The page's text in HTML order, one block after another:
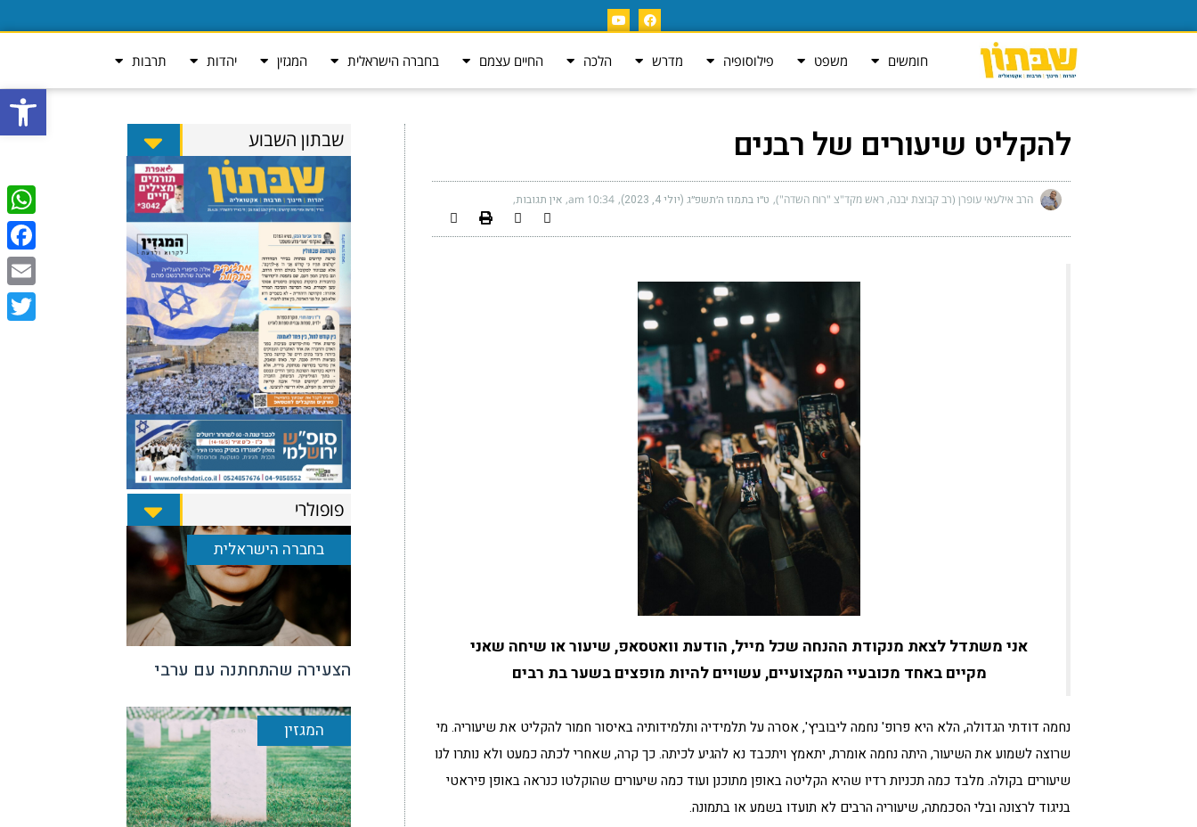
פתח
חומשים משפט פילוסופיה מדרש הלכה החיים עצמם בחברה הישראלית המגזין יהדות תרבות
להקליט שיעורים של רבנים
הרב אילעאי עופרן (רב קבוצת יבנה, ראש מקד"צ "רוח השדה") ט״ו בתמוז ה׳תשפ״ג (יולי 4, 2023) 10:34 am אין תגובות
אני משתדל לצאת מנקודת ההנחה שכל מייל, הודעת וואטסאפ, שיעור או שיחה שאני
מקיים באחד מכובעיי המקצועיים, עשויים להיות מופצים בשער בת רבים
נחמה דודתי הגדולה, הלא היא פרופ' נחמה ליבוביץ', אסרה על תלמידיה ותלמידותיה באיסור חמור להקליט את שיעוריה. מי
שרוצה לשמוע את השיעור, היתה נחמה אומרת, יתאמץ ויתכבד נא להגיע לכיתה. כך קרה, שאחרי לכתה כמעט ולא נותרו לנו
שיעורים בקולה. מלבד כמה תכניות רדיו שהיא הקליטה באופן מתוכנן ועוד כמה שיעורים שהוקלטו כנראה באופן פיראטי
בניגוד לרצונה ובלי הסכמתה, שיעוריה הרבים לא תועדו בשמע או בתמונה.
שבתון השבוע
פופולרי
בחברה הישראלית
הצעירה שהתחתנה עם ערבי
המגזין
Email